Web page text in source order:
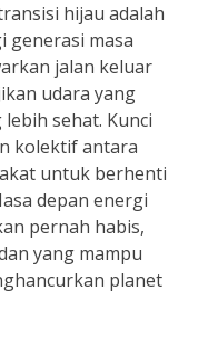
hijau adalah
generasi masa
jalan keluar
udara yang
sehat. Kunci
kolektif antara
untuk berhenti
depan energi
pernah habis,
yang mampu
planet